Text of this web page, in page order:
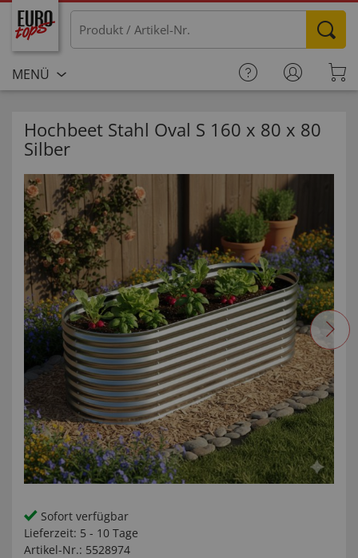
MENÜ
Hochbeet Stahl Oval S 160 x 80 x 80
Silber
Sofort verfügbar
Lieferzeit: 5 - 10 Tage
Artikel-Nr.: 5528974